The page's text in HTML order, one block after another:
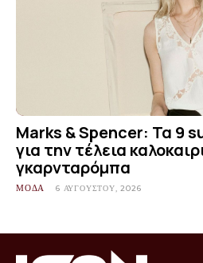
Marks & Spencer: Τα 9
για την τέλεια
γκαρνταρόμπα
ΜΟΔΑ 6 ΑΥΓΟΎΣΤΟΥ, 2026